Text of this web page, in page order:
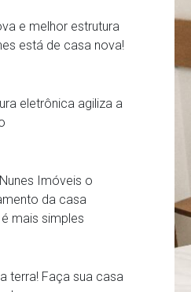
e melhor estrutura
está de casa nova!
eletrônica agiliza a
Imóveis o
da casa
mais simples
terra! Faça sua casa